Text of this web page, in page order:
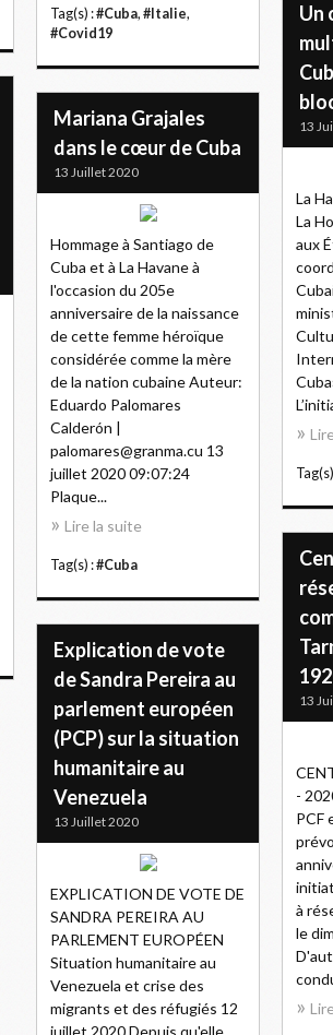
Tag(s) :#Cuba, #Italie,
#Covid19
Un
13
La
La
aux
Mariana Grajales
dans le cœur de Cuba
13 Juillet 2020
Hommage à Santiago de
Cuba et à La Havane à
l'occasion du 205e
anniversaire de la naissance
de cette femme héroïque
considérée comme la mère
de la nation cubaine Auteur:
Eduardo Palomares
Calderón |
palomares@granma.cu 13
juillet 2020 09:07:24
Plaque...
Lire la suite
Tag(s) :#Cuba
13
-
PCF
à
le
Explication de vote
de Sandra Pereira au
parlement européen
(PCP) sur la situation
humanitaire au
Venezuela
13 Juillet 2020
EXPLICATION DE VOTE DE
SANDRA PEREIRA AU
PARLEMENT EUROPÉEN
Situation humanitaire au
Venezuela et crise des
migrants et des réfugiés 12
juillet 2020 Depuis qu'elle